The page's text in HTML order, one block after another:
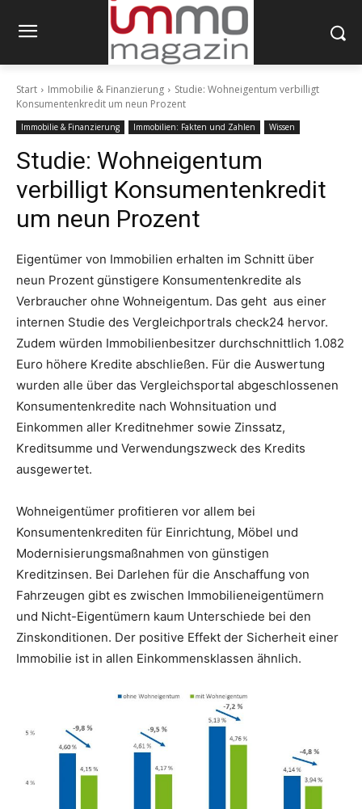
Start Immobilie & Finanzierung
Studie: Wohneigentum verbilligt
Konsumentenkredit um neun Prozent
Immobilie & Finanzierung Immobilien: Fakten und Zahlen Wissen
Studie: Wohneigentum
verbilligt Konsumentenkredit
um neun Prozent
Eigentümer von Immobilien erhalten im Schnitt über
neun Prozent günstigere Konsumentenkredite als
Verbraucher ohne Wohneigentum. Das geht aus einer
internen Studie des Vergleichportrals check24 hervor.
Zudem würden Immobilienbesitzer durchschnittlich 1.082
Euro höhere Kredite abschließen. Für die Auswertung
wurden alle über das Vergleichsportal abgeschlossenen
Konsumentenkredite nach Wohnsituation und
Einkommen aller Kreditnehmer sowie Zinssatz,
Kreditsumme und Verwendungszweck des Kredits
ausgewertet.
Wohneigentümer profitieren vor allem bei
Konsumentenkrediten für Einrichtung, Möbel und
Modernisierungsmaßnahmen von günstigen
Kreditzinsen. Bei Darlehen für die Anschaffung von
Fahrzeugen gibt es zwischen Immobilieneigentümern
und Nicht-Eigentümern kaum Unterschiede bei den
Zinskonditionen. Der positive Effekt der Sicherheit einer
Immobilie ist in allen Einkommensklassen ähnlich.